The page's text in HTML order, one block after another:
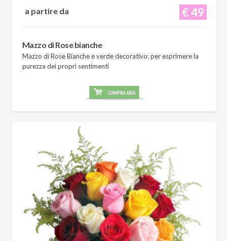
€ 49
a partire da
Mazzo di Rose bianche
Mazzo di Rose Bianche e verde decorativo: per esprimere la
purezza dei propri sentimenti